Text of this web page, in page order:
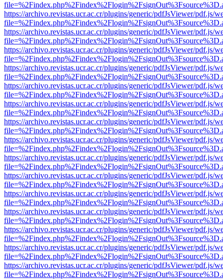
https://archivo.revistas.ucr.ac.cr/plugins/generic/pdfJsViewer/pdf.js/
https://archivo.revistas.ucr.ac.cr/plugins/generic/pdfJsViewer/pdf.js/
https://archivo.revistas.ucr.ac.cr/plugins/generic/pdfJsViewer/pdf.js/
https://archivo.revistas.ucr.ac.cr/plugins/generic/pdfJsViewer/pdf.js/
https://archivo.revistas.ucr.ac.cr/plugins/generic/pdfJsViewer/pdf.js/
https://archivo.revistas.ucr.ac.cr/plugins/generic/pdfJsViewer/pdf.js/
https://archivo.revistas.ucr.ac.cr/plugins/generic/pdfJsViewer/pdf.js/
https://archivo.revistas.ucr.ac.cr/plugins/generic/pdfJsViewer/pdf.js/
https://archivo.revistas.ucr.ac.cr/plugins/generic/pdfJsViewer/pdf.js/
https://archivo.revistas.ucr.ac.cr/plugins/generic/pdfJsViewer/pdf.js/
https://archivo.revistas.ucr.ac.cr/plugins/generic/pdfJsViewer/pdf.js/
https://archivo.revistas.ucr.ac.cr/plugins/generic/pdfJsViewer/pdf.js/
https://archivo.revistas.ucr.ac.cr/plugins/generic/pdfJsViewer/pdf.js/
https://archivo.revistas.ucr.ac.cr/plugins/generic/pdfJsViewer/pdf.js/
https://archivo.revistas.ucr.ac.cr/plugins/generic/pdfJsViewer/pdf.js/